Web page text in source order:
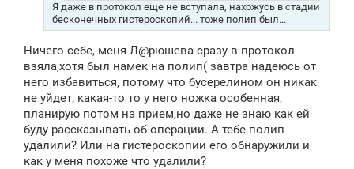
Я даже в протокол еще не вступала, нахожусь в стадии
бесконечных гистероскопий... тоже полип был...
Ничего себе, меня Л@рюшева сразу в протокол
взяла,хотя был намек на полип( завтра надеюсь от
него избавиться, потому что бусерелином он никак
не уйдет, какая-то то у него ножка особенная,
планирую потом на прием,но даже не знаю как ей
буду рассказывать об операции. А тебе полип
удалили? Или на гистероскопии его обнаружили и
как у меня похоже что удалили?